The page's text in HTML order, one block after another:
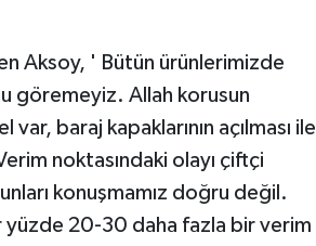
Aksoy, ' Bütün ürünlerimizde
göremeyiz. Allah korusun
baraj kapaklarının açılması ile
noktasındaki olayı çiftçi
konuşmamız doğru değil.
yüzde 20-30 daha fazla bir verim